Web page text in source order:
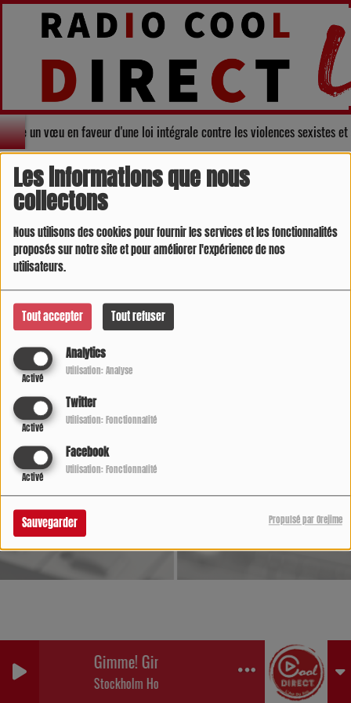
Les informations que nous
collectons
Nous utilisons des cookies pour fournir les services et les fonctionnalités
proposés sur notre site et pour améliorer l'expérience de nos
utilisateurs.
Tout accepter Tout refuser
Analytics
Activé
Utilisation: Analyse
Twitter
Activé
Utilisation: Fonctionnalité
Facebook
Activé
Utilisation: Fonctionnalité
Sauvegarder Propulsé par Orejime
Gimme! Gimme! Gimme! (A Man After
Stockholm Honey
un vœu en faveur d'une loi intégrale contre les violences sexistes
AU COEUR DU TERRITOIRE